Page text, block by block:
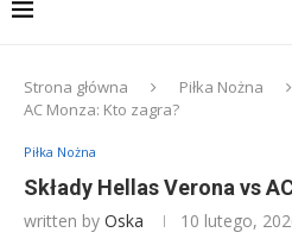
Strona główna Piłka Nożna
AC Monza: Kto zagra?
Piłka Nożna
Składy Hellas Verona vs
written by Oska 10 lutego,